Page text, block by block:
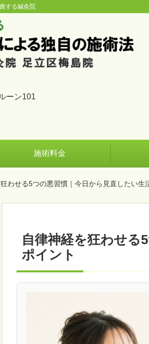
する鍼灸院
ーン101
施術料金
わせる5つの悪習慣｜今日から見直したい生
自律神経を狂わせる
ポイント